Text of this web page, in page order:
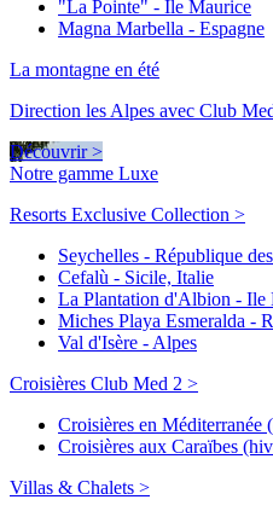
"La Pointe" - Ile Maurice
Magna Marbella - Espagne
La montagne en été
Direction les Alpes avec Club
Découvrir >
Notre gamme Luxe
Resorts Exclusive Collection >
Seychelles - République
Cefalù - Sicile, Italie
La Plantation d'Albion - Ile
Miches Playa Esmeralda -
Val d'Isère - Alpes
Croisières Club Med 2 >
Croisières en Méditerranée
Croisières aux Caraïbes
Villas & Chalets >